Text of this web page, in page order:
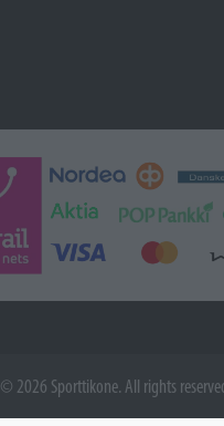
© 2026 Sporttikone. All rights